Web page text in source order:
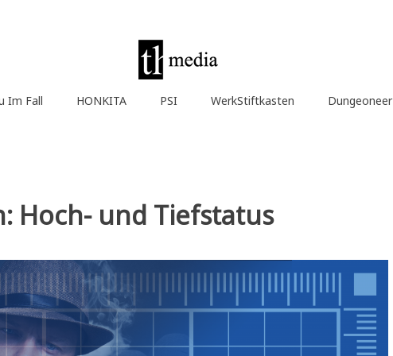
Im Fall HONKITA PSI WerkStiftkasten Dungeoneer
Hoch- und Tiefstatus